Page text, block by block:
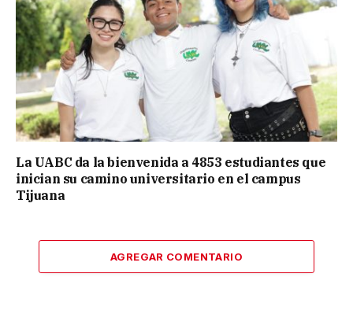
La UABC da la bienvenida a 4853 estudiantes que
inician su camino universitario en el campus
Tijuana
AGREGAR COMENTARIO